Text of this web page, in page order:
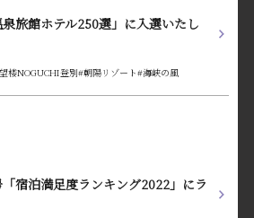
旅館ホテル250選」に入選いたし
楼NOGUCHI登別#朝陽リゾート#海峡の風
宿泊満足度ランキング2022」にラ